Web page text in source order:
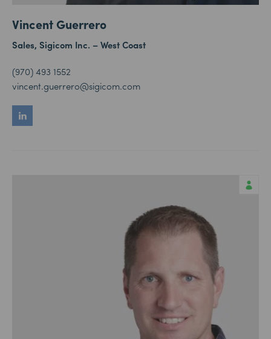
Vincent Guerrero
Sales, Sigicom Inc. – West Coast
(970) 493 1552
vincent.guerrero@sigicom.com